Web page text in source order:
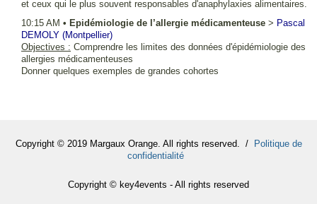
et ceux qui le plus souvent responsables d'anaphylaxies alimentaires.
10:15 AM • Epidémiologie de l’allergie médicamenteuse > Pascal
DEMOLY (Montpellier)
Objectives : Comprendre les limites des données d'épidémiologie des
allergies médicamenteuses
Donner quelques exemples de grandes cohortes
Copyright © 2019 Margaux Orange. All rights reserved. / Politique de
confidentialité
Copyright © key4events - All rights reserved